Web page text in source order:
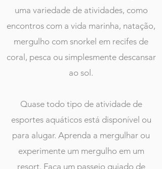
uma variedade de atividades, como
encontros com a vida marinha, natação,
mergulho com snorkel em recifes de
coral, pesca ou simplesmente descansar
ao sol.
Quase todo tipo de atividade de
esportes aquáticos está disponível ou
para alugar. Aprenda a mergulhar ou
experimente um mergulho em um
resort. Faça um passeio guiado de